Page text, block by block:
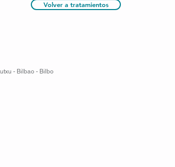
Volver a tratamientos
- Bilbao - Bilbo